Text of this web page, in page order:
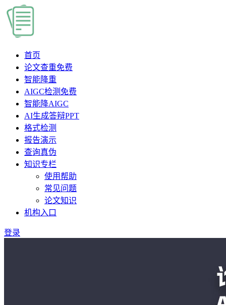
首页
论文查重免费
智能降重
AIGC检测 免费
智能降AIGC
AI生成答辩PPT
格式检测
报告演示
查询真伪
知识专栏
使用帮助
常见问题
论文知识
机构入口
登录